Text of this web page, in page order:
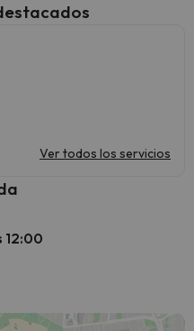
Ver todos los servicios
12:00